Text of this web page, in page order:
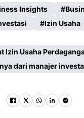
Insights
Izin Usaha
Izin Usaha
dari manajer